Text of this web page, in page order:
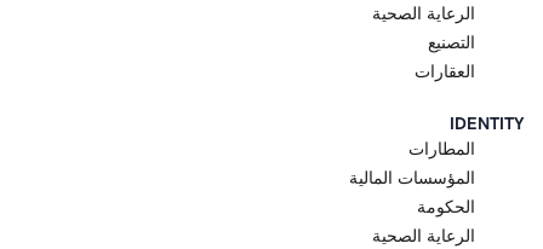
الرعاية الصحية
التصنيع
العقارات
IDENTITY
المطارات
المؤسسات المالية
الحكومة
الرعاية الصحية